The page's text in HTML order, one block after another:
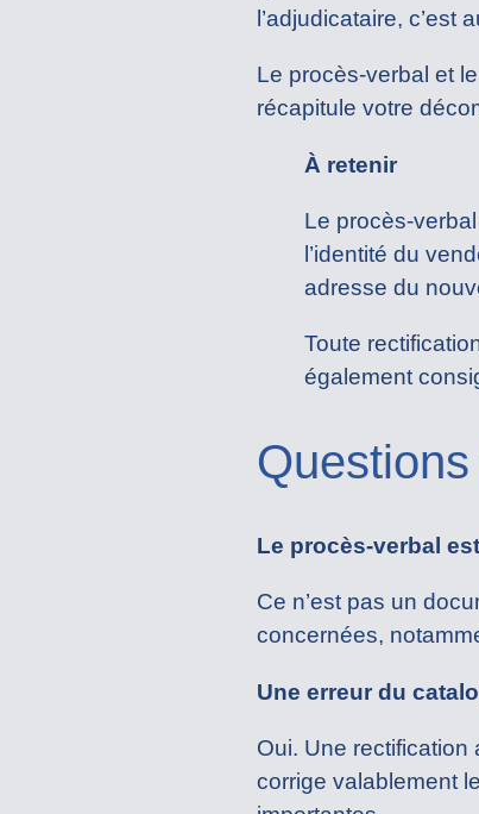
l’adjudicataire,
Le procès-verbal et
récapitule votre
À retenir
Le procès-
l’identité du
adresse du
Toute
également
Le procès-verbal
Ce n’est pas un
concernées,
Une erreur du
Oui. Une rectification
corrige valablement